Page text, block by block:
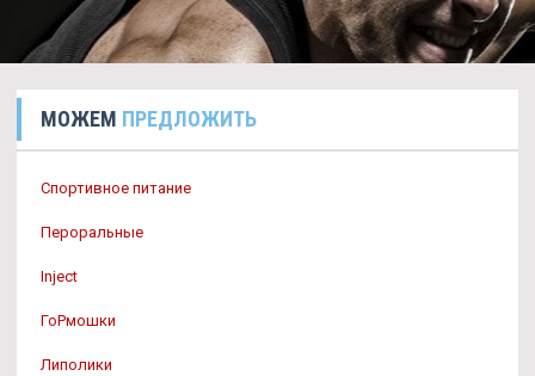
МОЖЕМ ПРЕДЛОЖИТЬ
Спортивное питание
Пероральные
Inject
ГоРмошки
Липолики